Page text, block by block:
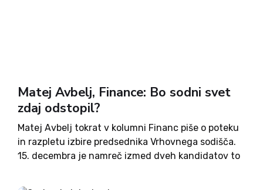
Matej Avbelj, Finance: Bo sodni svet
zdaj odstopil?
Matej Avbelj tokrat v kolumni Financ piše o poteku
in razpletu izbire predsednika Vrhovnega sodišča.
15. decembra je namreč izmed dveh kandidatov to
Štravs, vrhovni sodnik mag. Damijan Florjančič pa